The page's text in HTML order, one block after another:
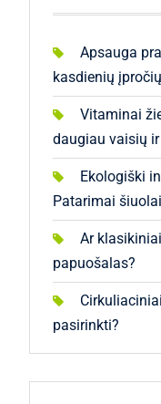
Apsauga
kasdienių
Vitaminai
daugiau vaisių
Ekologiški
Patarimai
Ar
papuošalas?
pasirinkti?